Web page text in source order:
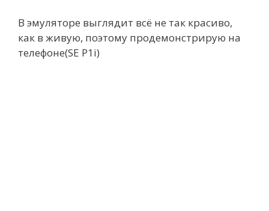
В эмуляторе выглядит всё не так красиво,
как в живую, поэтому продемонстрирую на
телефоне(SE P1i)